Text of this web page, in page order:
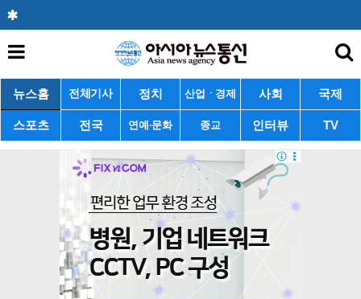
뉴스홈 전체기사 정치 산업ㆍ경제 사회 국제
스포츠 전국 연예·문화 종교 인터뷰 TV